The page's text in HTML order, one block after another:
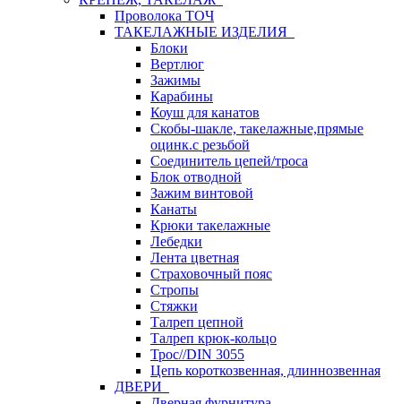
Проволока ТОЧ
ТАКЕЛАЖНЫЕ ИЗДЕЛИЯ
Блоки
Вертлюг
Зажимы
Карабины
Коуш для канатов
Скобы-шакле, такелажные,прямые
оцинк.с резьбой
Соединитель цепей/троса
Блок отводной
Зажим винтовой
Канаты
Крюки такелажные
Лебедки
Лента цветная
Страховочный пояс
Стропы
Стяжки
Талреп цепной
Талреп крюк-кольцо
Трос//DIN 3055
Цепь короткозвенная, длиннозвенная
ДВЕРИ